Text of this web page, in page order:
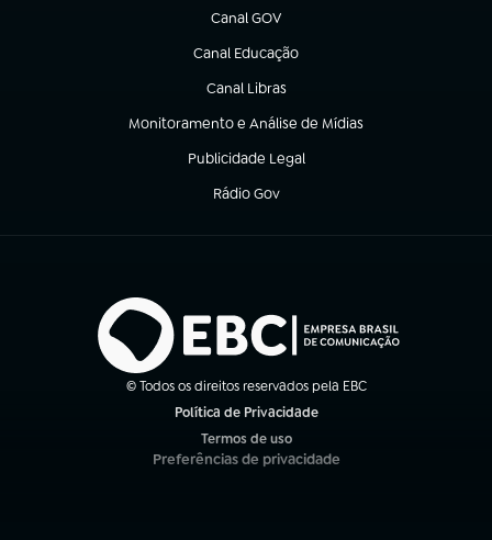
Canal GOV
(abre em nova aba)
Canal Educação
(abre em nova aba)
Canal Libras
(abre em nova aba)
Monitoramento e Análise de Mídias
(abre em nova aba)
Publicidade Legal
(abre em nova aba)
Rádio Gov
(abre em nova aba)
© Todos os direitos reservados pela EBC
Política de Privacidade
Termos de uso
(abre em nova aba)
Preferências de privacidade